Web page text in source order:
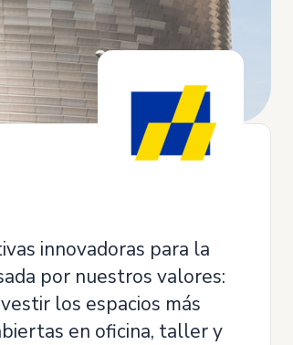
innovadoras para la
por nuestros valores:
los espacios más
en oficina, taller y